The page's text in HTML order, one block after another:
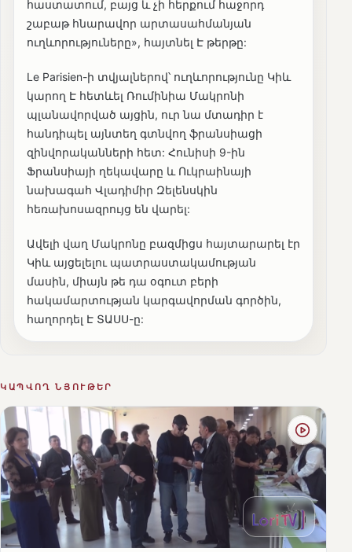
հաստատում, բայց և չի հերքում հաջորդ
շաբաթ հնարավոր արտասահմանյան
ուղևորություները», հայտնել Է թերթը:
Le Parisien-ի տվյալներով՝ ուղևորությունը Կիև
կարող Է հետևել Ռումինիա Մակրոնի
պլանավորված այցին, ուր նա մտադիր է
հանդիպել այնտեղ գտնվող ֆրանսիացի
զինվորականների հետ: Հունիսի 9-ին
Ֆրանսիայի ղեկավարը և Ուկրաինայի
նախագահ Վլադիմիր Զելենսկին
հեռախոսազրույց են վարել:
Ավելի վաղ Մակրոնը բազմիցս հայտարարել էր
Կիև այցելելու պատրաստակամության
մասին, միայն թե դա օգուտ բերի
հակամարտության կարգավորման գործին,
հաղորդել Է ՏԱՍՍ-ը:
ԿԱՊՎՈՂ ՆՅՈՒԹԵՐ